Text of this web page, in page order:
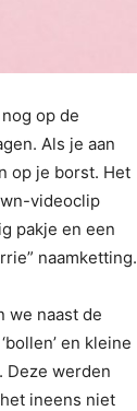
op de
Als je aan
op je borst. Het
videoclip
pakje en een
naamketting.
we naast de
en kleine
Deze werden
ineens niet